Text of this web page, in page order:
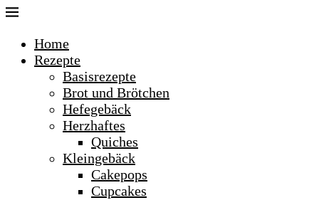
Home
Rezepte
Basisrezepte
Brot und Brötchen
Hefegebäck
Herzhaftes
Quiches
Kleingebäck
Cakepops
Cupcakes